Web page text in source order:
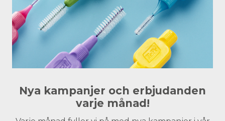
Nya kampanjer och erbjudanden
varje månad!